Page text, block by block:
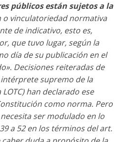
públicos están sujetos a la
o vinculatoriedad normativa
de indicativo, esto es,
que tuvo lugar, según la
día de su publicación en el
Decisiones reiteradas de
supremo de la
han declarado ese
como norma. Pero
ser modulado en lo
a 52 en los términos del art.